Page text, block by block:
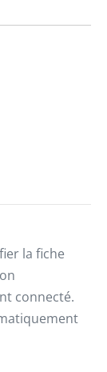
la fiche
connecté.